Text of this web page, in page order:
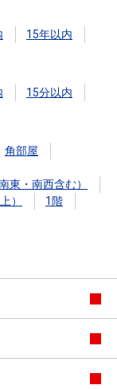
15年以内
15分以内
角部屋
東・南西含む）
）
1階